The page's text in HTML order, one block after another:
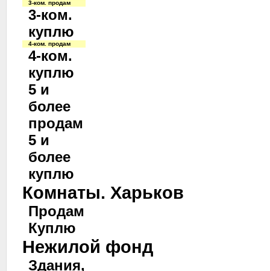
3-ком. продам
3-ком.
куплю
4-ком. продам
4-ком.
куплю
5 и
более
продам
5 и
более
куплю
Комнаты. Харьков
Продам
Куплю
Нежилой фонд
Здания,